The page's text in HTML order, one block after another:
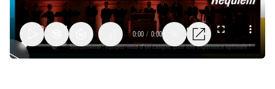
0:00 / 0:00